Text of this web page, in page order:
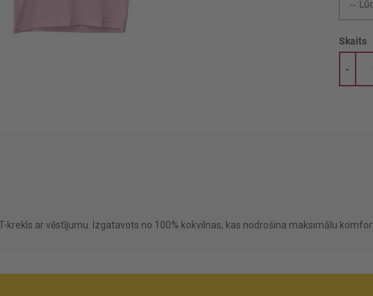
Skaits
-
krekls ar vēstījumu. Izgatavots no 100% kokvilnas, kas nodrošina maksimālu